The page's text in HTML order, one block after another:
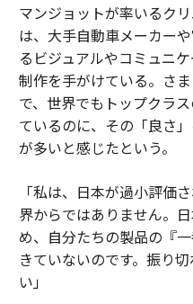
マンジョットが率いるク
は、大手自動車メーカー
るビジュアルやコミュニ
制作を手がけている。さ
で、世界でもトップクラ
ているのに、その「良さ
が多いと感じたという。
「私は、日本が過小評価
界からではありません。
め、自分たちの製品の『
きていないのです。振り
い」